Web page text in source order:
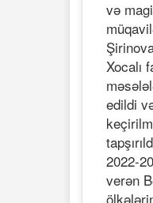
və
Xocalı
edildi
2022-
verən